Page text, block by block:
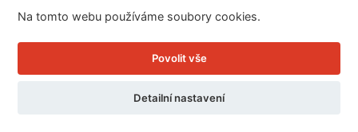
Doručíme do: 10.8.
Detail
Na tomto webu používáme soubory cookies.
Povolit vše
Detailní nastavení